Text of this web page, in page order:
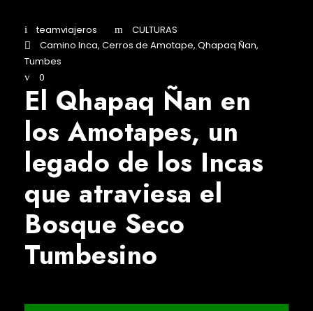
teamviajeros
CULTURAS
Camino Inca, Cerros de Amotape, Qhapaq Ñan,
Tumbes
0
El Qhapaq Ñan en
los Amotapes, un
legado de los Incas
que atraviesa el
Bosque Seco
Tumbesino